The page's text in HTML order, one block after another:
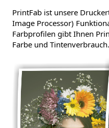
PrintFab ist unsere
Image Processor)
Farbprofilen gibt Ihnen
Farbe und Tintenverbrauch.